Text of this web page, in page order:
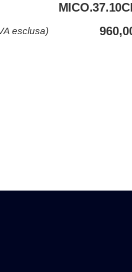
esclusa)